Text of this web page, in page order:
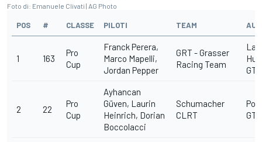
Foto di: Emanuele Clivati | AG Photo
POS # CLASSE PILOTI TEAM
1 163
Pro
Cup
Franck Perera,
Marco Mapelli,
Jordan Pepper
GRT - Grasser
Racing Team
2 22
Pro
Cup
Ayhancan
Güven, Laurin
Heinrich, Dorian
Boccolacci
Schumacher
CLRT